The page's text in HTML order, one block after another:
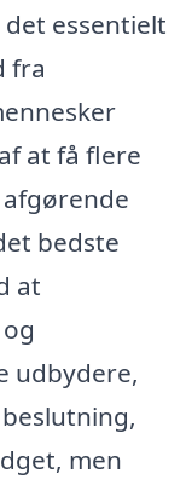
det essentielt
fra
at få flere
bedste
at
udbydere,
men